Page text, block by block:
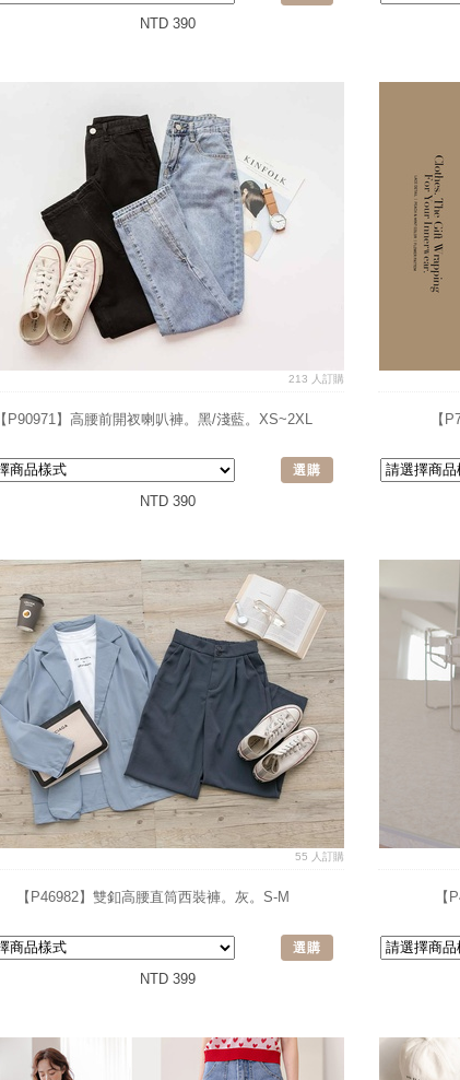
NTD 390
213 人訂購
【P90971】高腰前開衩喇叭褲。黑/淺藍。XS~2XL
選購
NTD 390
【
55 人訂購
【P46982】雙釦高腰直筒西裝褲。灰。S-M
選購
NTD 399
【